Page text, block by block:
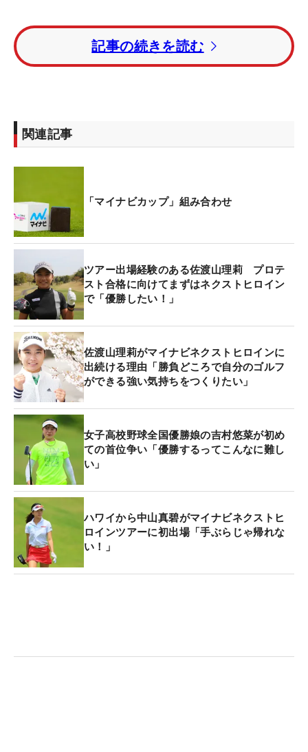
佐渡山は思い切りのよさが魅力の選手。第4戦
「Sanrio Smile Golf Tournament」での最終ホール
（パー4）では、他の選手が刻む中でも果敢に池越
から攻めると「落とすところが狭かったので、刻ん
で池に入れるなら、ワンオンを狙って池に入ったほ
しかし、ただ無謀に挑んだわけではなかった。練習
ラウンドでワンオンを狙えることは「確認済み」。
それに加えて当日の風向き、距離を加味して「池は
越えられる」と判断し、ドライバーを握ったと話
す。残念ながらスコアにはつながらなかったもの
の、佐渡山の攻めるスタイルは見ている人を魅了す
る力がある。
ただし、第5戦「マイナビカップ」では、「ピンを
狙わずにパーオン率を上げようということだけを考
えています」とあえて攻めない作戦で挑む。その理
由は、ここのところ「アイアンの調子がかなり悪
い」からだという。また、「3戦目、4戦目が意気込
みすぎていたところがあるので、今回は落ち着いて
冷静にプレーして、優勝できれば嬉しいですけど、
まずはいい感覚を取り戻す試合にしたいです」と、
話す。
一日競技では、一度つまずくとなかなか調子を取り
戻すことが難しい。まずはきっちりとパーセーブし
記事の続きを読む
関連記事
「マイナビカップ」組み合わせ
ツアー出場経験のある佐渡山理莉 プロテ
スト合格に向けてまずはネクストヒロイン
で「優勝したい！」
佐渡山理莉がマイナビネクストヒロインに
出続ける理由「勝負どころで自分のゴルフ
ができる強い気持ちをつくりたい」
女子高校野球全国優勝娘の吉村悠菜が初め
ての首位争い「優勝するってこんなに難し
い」
ハワイから中山真碧がマイナビネクストヒ
ロインツアーに初出場「手ぶらじゃ帰れな
い！」